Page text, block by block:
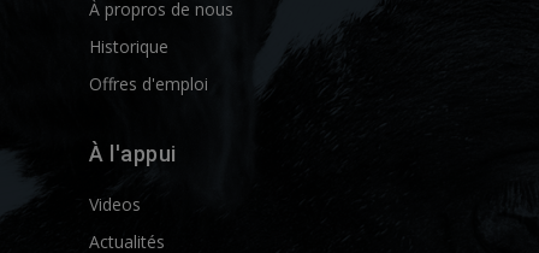
À propros de nous
Historique
Offres d'emploi
À l'appui
Videos
Actualités